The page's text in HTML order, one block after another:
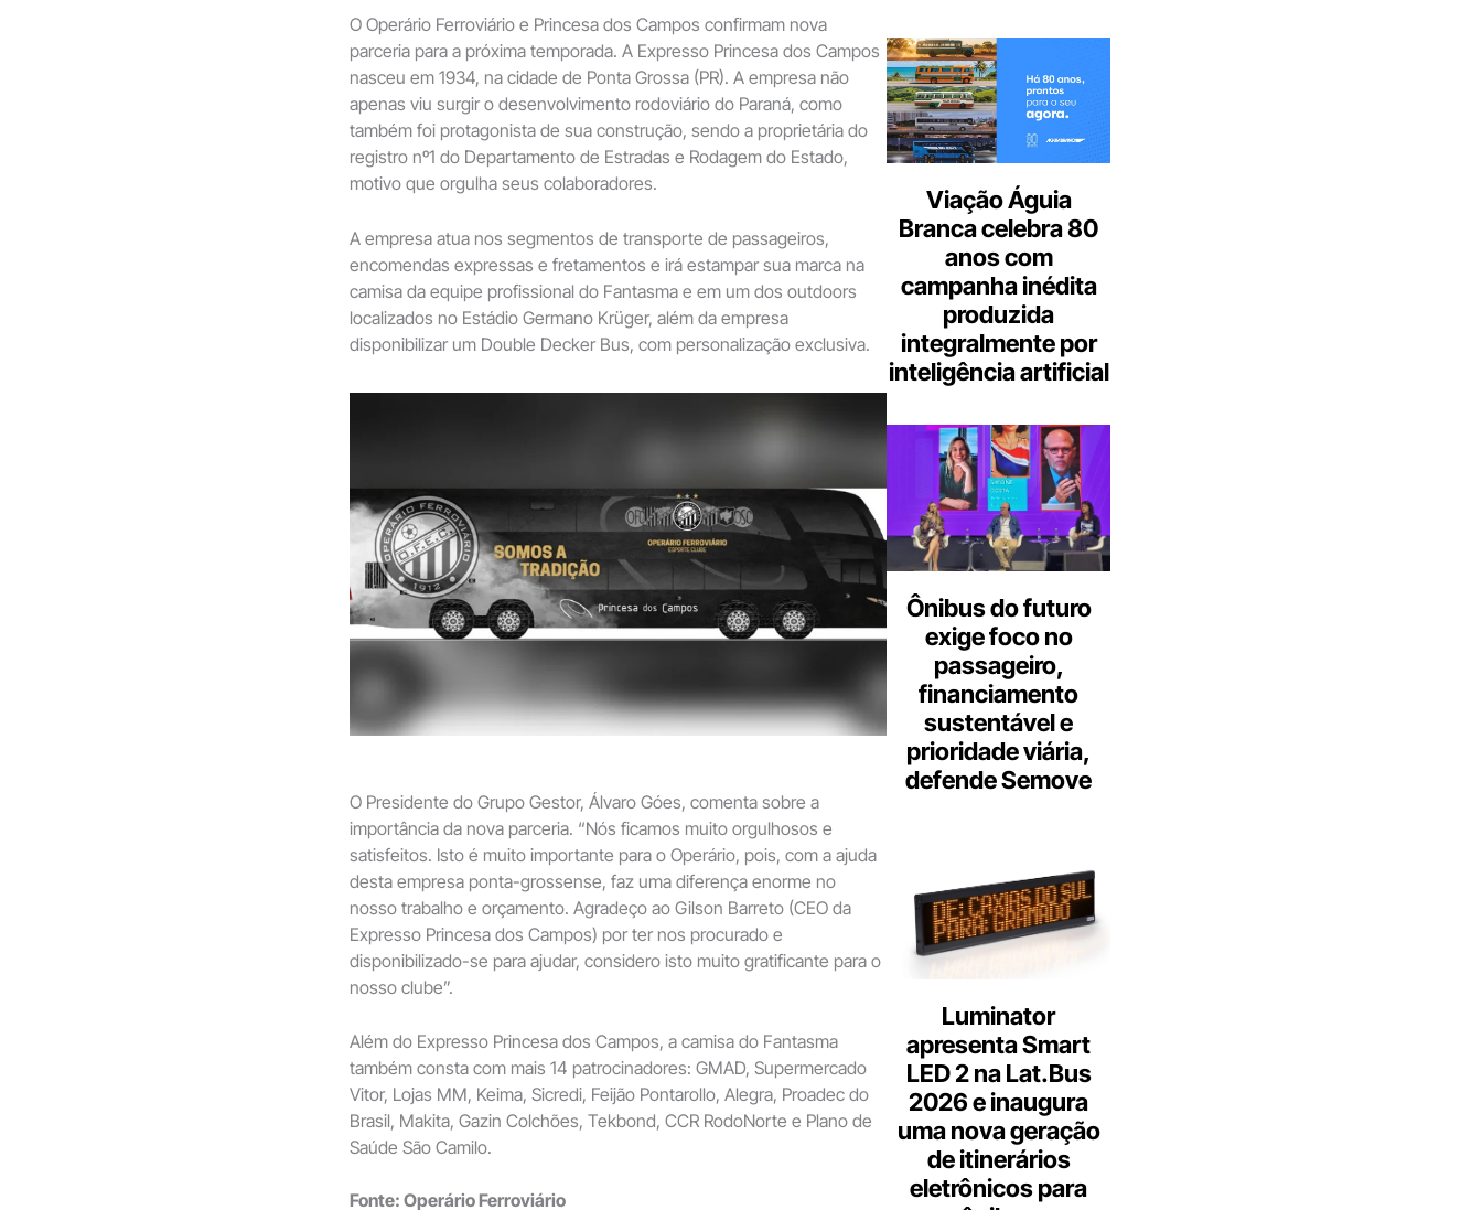
O Operário Ferroviário e Princesa dos Campos confirmam nova
parceria para a próxima temporada. A Expresso Princesa dos Campos
nasceu em 1934, na cidade de Ponta Grossa (PR). A empresa não
apenas viu surgir o desenvolvimento rodoviário do Paraná, como
também foi protagonista de sua construção, sendo a proprietária do
registro nº1 do Departamento de Estradas e Rodagem do Estado,
motivo que orgulha seus colaboradores.
A empresa atua nos segmentos de transporte de passageiros,
encomendas expressas e fretamentos e irá estampar sua marca na
camisa da equipe profissional do Fantasma e em um dos outdoors
localizados no Estádio Germano Krüger, além da empresa
disponibilizar um Double Decker Bus, com personalização exclusiva.
O Presidente do Grupo Gestor, Álvaro Góes, comenta sobre a
importância da nova parceria. “Nós ficamos muito orgulhosos e
satisfeitos. Isto é muito importante para o Operário, pois, com a ajuda
desta empresa ponta-grossense, faz uma diferença enorme no
nosso trabalho e orçamento. Agradeço ao Gilson Barreto (CEO da
Expresso Princesa dos Campos) por ter nos procurado e
disponibilizado-se para ajudar, considero isto muito gratificante para o
nosso clube”.
Além do Expresso Princesa dos Campos, a camisa do Fantasma
também consta com mais 14 patrocinadores: GMAD, Supermercado
Vitor, Lojas MM, Keima, Sicredi, Feijão Pontarollo, Alegra, Proadec do
Brasil, Makita, Gazin Colchões, Tekbond, CCR RodoNorte e Plano de
Saúde São Camilo.
Fonte: Operário Ferroviário
Viação Águia
Branca celebra 80
anos com
campanha inédita
produzida
integralmente por
inteligência artificial
Ônibus do futuro
exige foco no
passageiro,
financiamento
sustentável e
prioridade viária,
defende Semove
Luminator
apresenta Smart
LED 2 na Lat.Bus
2026 e inaugura
uma nova geração
de itinerários
eletrônicos para